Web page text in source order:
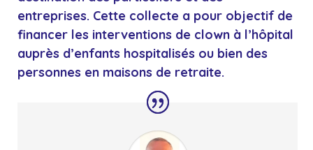
entreprises. Cette collecte a pour objectif de
financer les interventions de clown à l’hôpital
auprès d’enfants hospitalisés ou bien des
personnes en maisons de retraite.